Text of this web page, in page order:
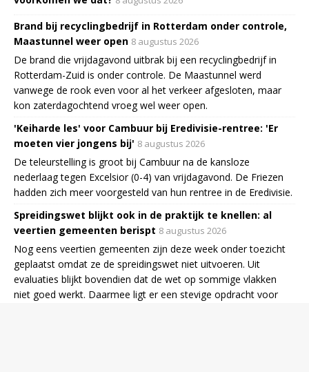
Brand bij recyclingbedrijf in Rotterdam onder controle,
Maastunnel weer open 8 augustus 2026
De brand die vrijdagavond uitbrak bij een recyclingbedrijf in
Rotterdam-Zuid is onder controle. De Maastunnel werd
vanwege de rook even voor al het verkeer afgesloten, maar
kon zaterdagochtend vroeg wel weer open.
'Keiharde les' voor Cambuur bij Eredivisie-rentree: 'Er
moeten vier jongens bij' 8 augustus 2026
De teleurstelling is groot bij Cambuur na de kansloze
nederlaag tegen Excelsior (0-4) van vrijdagavond. De Friezen
hadden zich meer voorgesteld van hun rentree in de Eredivisie.
Spreidingswet blijkt ook in de praktijk te knellen: al
veertien gemeenten berispt 8 augustus 2026
Nog eens veertien gemeenten zijn deze week onder toezicht
geplaatst omdat ze de spreidingswet niet uitvoeren. Uit
evaluaties blijkt bovendien dat de wet op sommige vlakken
niet goed werkt. Daarmee ligt er een stevige opdracht voor